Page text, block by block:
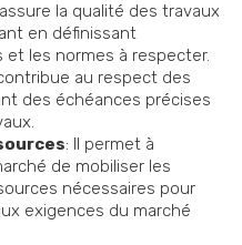
assure la qualité des travaux
en définissant
les normes à respecter.
au respect des
des échéances précises
: Il permet à
de mobiliser les
nécessaires pour
exigences du marché